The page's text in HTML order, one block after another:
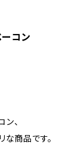
コン
、
な商品です。